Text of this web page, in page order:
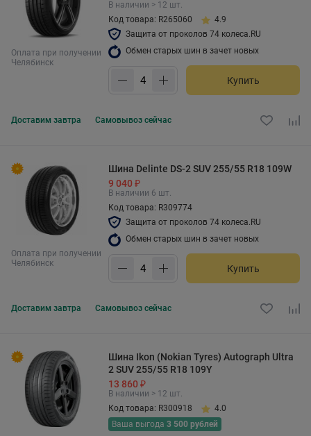
Оплата при получении
Челябинск
В наличии > 12 шт.
Код товара: R265060
4.9
Защита от проколов 74 колеса.RU
Обмен старых шин в зачет новых
Купить
Доставим завтра Самовывоз сейчас
Оплата при получении
Челябинск
Шина Delinte DS-2 SUV 255/55 R18 109W
9 040 ₽
В наличии 6 шт.
Код товара: R309774
Защита от проколов 74 колеса.RU
Обмен старых шин в зачет новых
Купить
Доставим завтра Самовывоз сейчас
Шина Ikon (Nokian Tyres) Autograph Ultra
2 SUV 255/55 R18 109Y
13 860 ₽
В наличии > 12 шт.
Код товара: R300918
4.0
Ваша выгода 3 500 рублей